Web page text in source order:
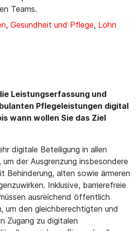
Teams.
, Gesundheit und Pflege, Lohn
Leistungserfassung und
Pflegeleistungen digital
wann wollen Sie das Ziel
digitale Beteiligung in allen
um der Ausgrenzung insbesondere
Behinderung, alten sowie ärmeren
Inklusive, barrierefreie
ausreichend öffentlich
um den gleichberechtigten und
Zugang zu digitalen